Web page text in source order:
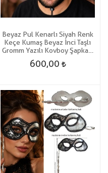
Beyaz Pul Kenarlı Siyah Renk
Keçe Kumaş Beyaz İnci Taşlı
Gromm Yazılı Kovboy Şapkası
Yetişkin Retro 1 Adet Damat
600,00